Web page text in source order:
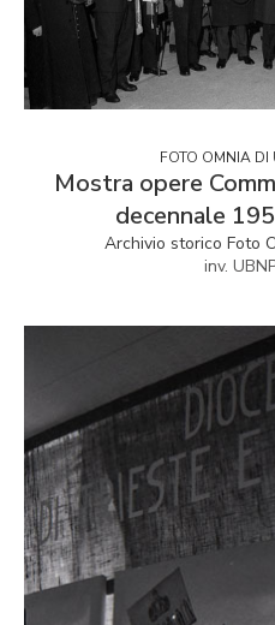
FOTO OMNIA DI
Mostra opere
decennale
Archivio storico Foto
inv.